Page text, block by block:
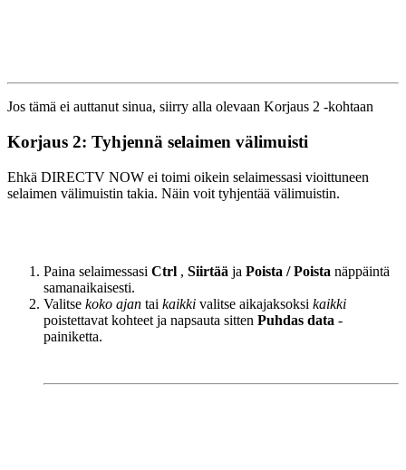
Jos tämä ei auttanut sinua, siirry alla olevaan Korjaus 2 -kohtaan
Korjaus 2: Tyhjennä selaimen välimuisti
Ehkä DIRECTV NOW ei toimi oikein selaimessasi vioittuneen
selaimen välimuistin takia. Näin voit tyhjentää välimuistin.
Paina selaimessasi Ctrl , Siirtää ja Poista / Poista näppäintä
samanaikaisesti.
Valitse koko ajan tai kaikki valitse aikajaksoksi kaikki
poistettavat kohteet ja napsauta sitten Puhdas data -
painiketta.